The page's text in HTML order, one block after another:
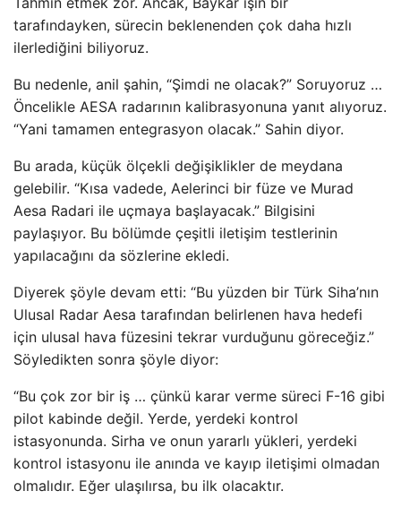
tarafındayken, sürecin beklenenden çok daha hızlı
ilerlediğini biliyoruz.
Bu nedenle, anil şahin, “Şimdi ne olacak?” Soruyoruz …
Öncelikle AESA radarının kalibrasyonuna yanıt alıyoruz.
“Yani tamamen entegrasyon olacak.” Sahin diyor.
Bu arada, küçük ölçekli değişiklikler de meydana
gelebilir. “Kısa vadede, Aelerinci bir füze ve Murad
Aesa Radari ile uçmaya başlayacak.” Bilgisini
paylaşıyor. Bu bölümde çeşitli iletişim testlerinin
yapılacağını da sözlerine ekledi.
Diyerek şöyle devam etti: “Bu yüzden bir Türk Siha’nın
Ulusal Radar Aesa tarafından belirlenen hava hedefi
için ulusal hava füzesini tekrar vurduğunu göreceğiz.”
Söyledikten sonra şöyle diyor:
“Bu çok zor bir iş … çünkü karar verme süreci F-16 gibi
pilot kabinde değil. Yerde, yerdeki kontrol
istasyonunda. Sirha ve onun yararlı yükleri, yerdeki
kontrol istasyonu ile anında ve kayıp iletişimi olmadan
olmalıdır. Eğer ulaşılırsa, bu ilk olacaktır.